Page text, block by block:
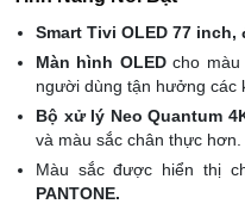
Smart Tivi OLED 77 inch,
Màn hình OLEDcho
người dùng tận hưởng các
Bộ xử lý Neo Quantum
và màu sắc chân thực hơn.
Màu sắc được hiển thị
PANTONE.